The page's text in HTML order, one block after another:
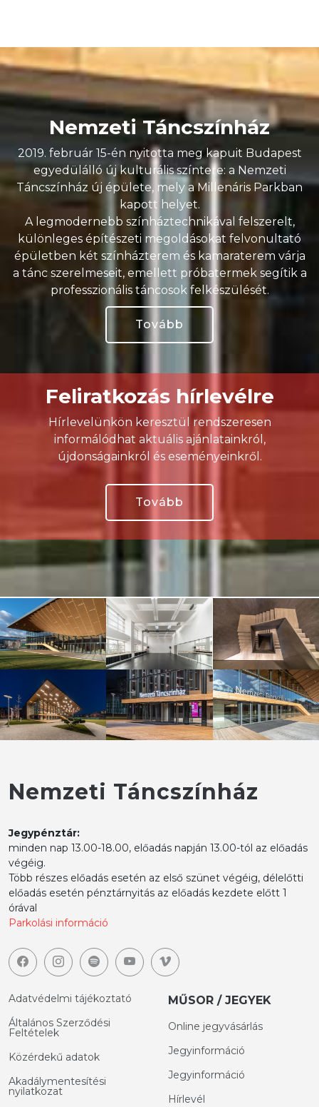
Nemzeti Táncszínház
2019. február 15-én nyitotta meg kapuit Budapest
egyedülálló új kulturális színtere: a Nemzeti
Táncszínház új épülete, mely a Millenáris Parkban
kapott helyet.
A legmodernebb színháztechnikával felszerelt,
különleges építészeti megoldásokat felvonultató
épületben két színházterem és kamaraterem várja
a tánc szerelmeseit, emellett próbatermek segítik a
professzionális táncosok felkészülését.
Tovább
Feliratkozás hírlevélre
Hírlevelünkön keresztül rendszeresen
informálódhat aktuális ajánlatainkról,
újdonságainkról és eseményeinkről.
Tovább
Nemzeti Táncszínház
Jegypénztár:
minden nap 13.00-18.00, előadás napján 13.00-tól az előadás
végéig.
Több részes előadás esetén az első szünet végéig, délelőtti
előadás esetén pénztárnyitás az előadás kezdete előtt 1
órával
Parkolási információ
Adatvédelmi tájékoztató
Általános Szerződési
Feltételek
Közérdekű adatok
Akadálymentesítési
nyilatkozat
MŰSOR / JEGYEK
Online jegyvásárlás
Jegyinformáció
Jegyinformáció
Hírlevél